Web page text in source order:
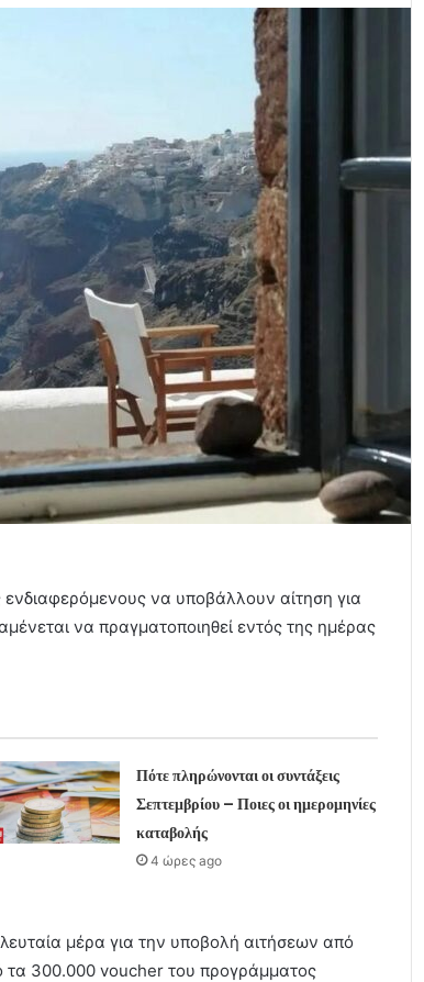
να υποβάλλουν αίτηση για
να πραγματοποιηθεί εντός της ημέρας
Πότε πληρώνονται οι συντάξεις
Σεπτεμβρίου – Ποιες οι ημερομηνίες
καταβολής
4 ώρες ago
μέρα για την υποβολή αιτήσεων από
τα 300.000 voucher του προγράμματος